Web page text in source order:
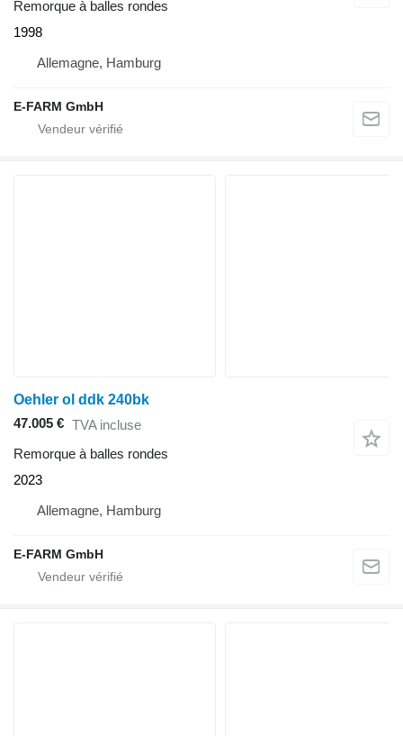
Remorque à balles rondes
1998
Allemagne, Hamburg
E-FARM GmbH
Oehler ol ddk 240bk
47.005 € TVA incluse
Remorque à balles rondes
2023
Allemagne, Hamburg
E-FARM GmbH